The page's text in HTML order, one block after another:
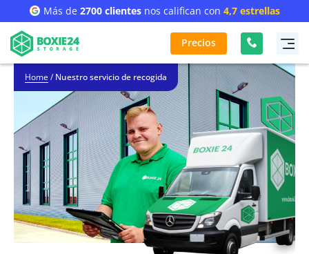
Más de 2700 clientesnos califican con 4,7 estrellas
Precios
Home / Nuestro servicio de recogida